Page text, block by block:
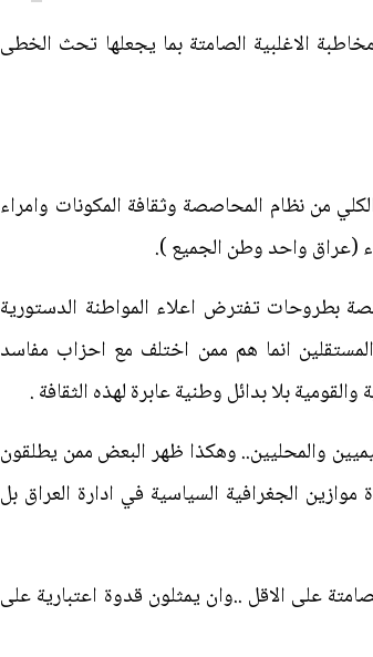
الاغلبية الصامتة بما يجعلها تحث الخطى
من نظام المحاصصة وثقافة المكونات وامراء
(عراق واحد وطن الجميع ).
بطروحات تفترض اعلاء المواطنة الدستورية
انما هم ممن اختلف مع احزاب مفاسد
بلا بدائل وطنية عابرة لهذه الثقافة .
والمحليين.. وهكذا ظهر البعض ممن يطلقون
الجغرافية السياسية في ادارة العراق بل
على الاقل ..وان يمثلون قدوة اعتبارية على